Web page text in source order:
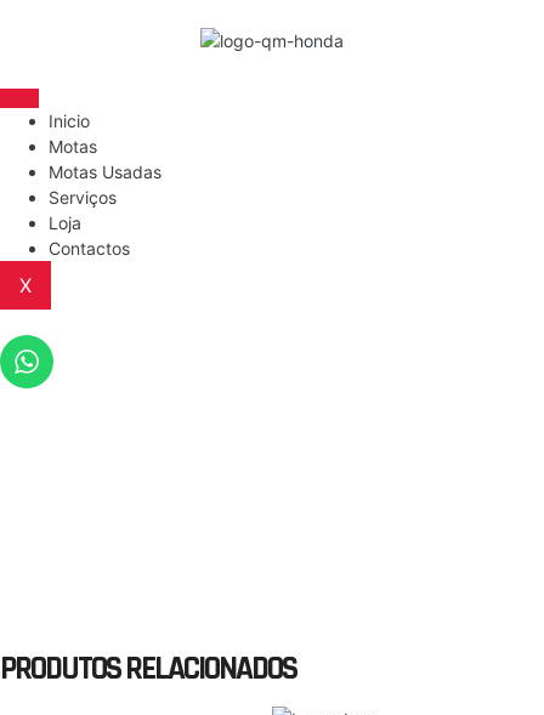
Inicio
Motas
Motas Usadas
Serviços
Loja
Contactos
X
PRODUTOS RELACIONADOS